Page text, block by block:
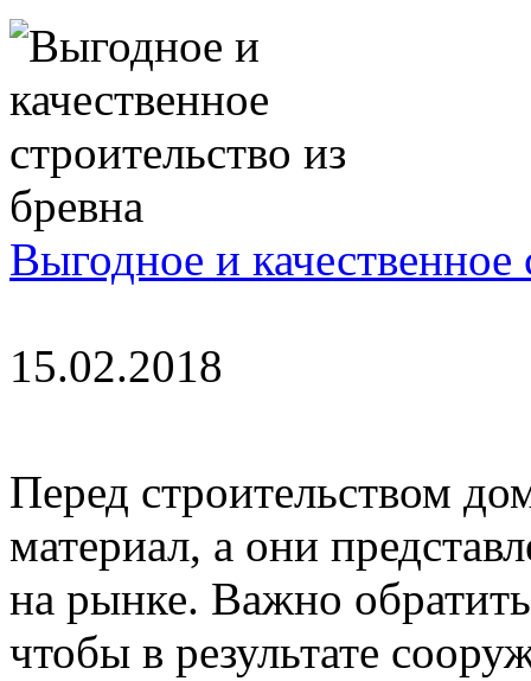
Выгодное и качественное
15.02.2018
Перед строительством
материал, а они
на рынке. Важно
чтобы в результате